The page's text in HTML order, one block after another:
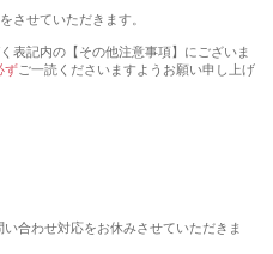
をさせていただきます。
表記内の【その他注意事項】にございま
ずご一読くださいますようお願い申し上げ
合わせ対応をお休みさせていただきま